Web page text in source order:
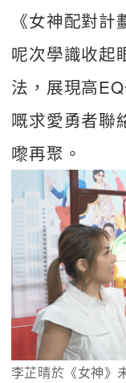
《女神配對
呢次學識收起
法，展現高
嘅求愛勇者聯
嚟再聚。
李芷晴於《女神》